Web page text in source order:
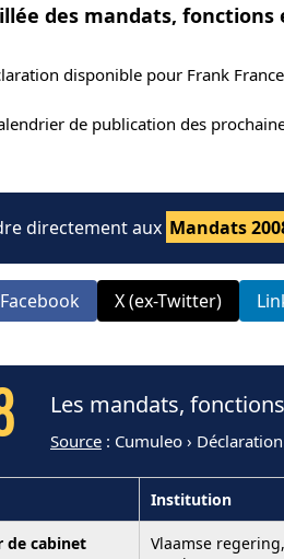
des mandats, fonctions
disponible pour Frank
de publication des
directement aux Mandats
Facebook X (ex-Twitter)
Les mandats,
Source : Cumuleo ›
Institution
de cabinet
Vlaamse